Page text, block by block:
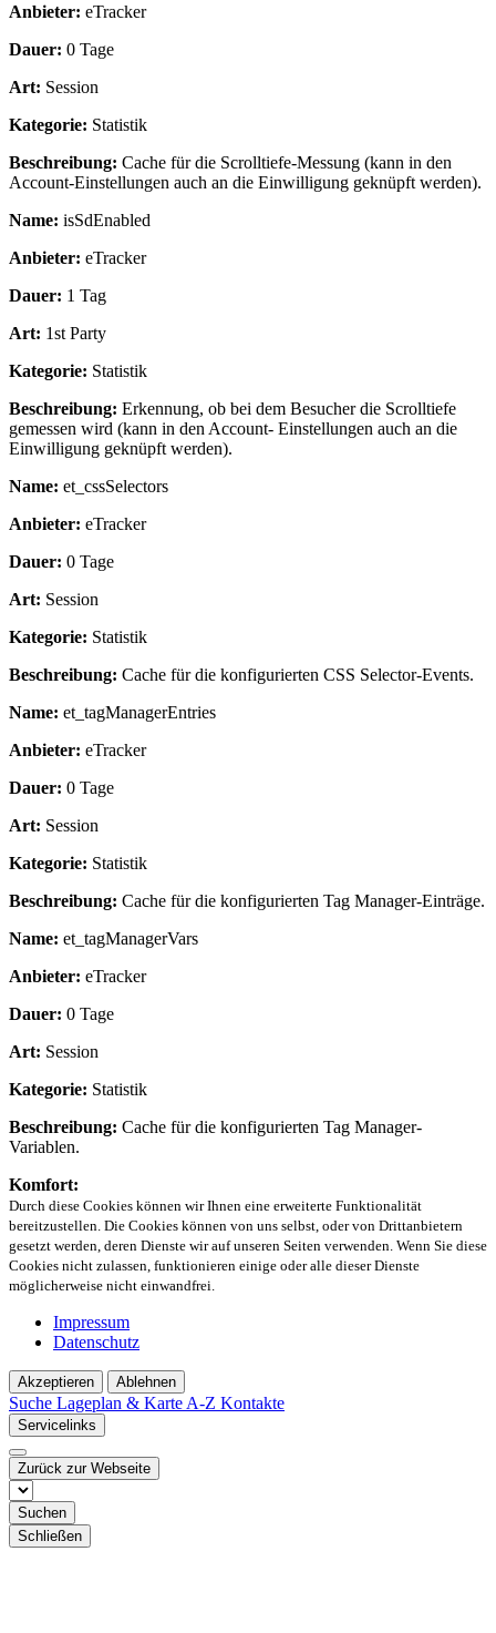
Anbieter: eTracker
Dauer: 0 Tage
Art: Session
Kategorie: Statistik
Beschreibung: Cache für die Scrolltiefe-Messung (kann in den
Account-Einstellungen auch an die Einwilligung geknüpft werden).
Name: isSdEnabled
Anbieter: eTracker
Dauer: 1 Tag
Art: 1st Party
Kategorie: Statistik
Beschreibung: Erkennung, ob bei dem Besucher die Scrolltiefe
gemessen wird (kann in den Account- Einstellungen auch an die
Einwilligung geknüpft werden).
Name: et_cssSelectors
Anbieter: eTracker
Dauer: 0 Tage
Art: Session
Kategorie: Statistik
Beschreibung: Cache für die konfigurierten CSS Selector-Events.
Name: et_tagManagerEntries
Anbieter: eTracker
Dauer: 0 Tage
Art: Session
Kategorie: Statistik
Beschreibung: Cache für die konfigurierten Tag Manager-Einträge.
Name: et_tagManagerVars
Anbieter: eTracker
Dauer: 0 Tage
Art: Session
Kategorie: Statistik
Beschreibung: Cache für die konfigurierten Tag Manager-
Variablen.
Komfort:
Durch diese Cookies können wir Ihnen eine erweiterte Funktionalität
bereitzustellen. Die Cookies können von uns selbst, oder von Drittanbietern
gesetzt werden, deren Dienste wir auf unseren Seiten verwenden. Wenn Sie diese
Cookies nicht zulassen, funktionieren einige oder alle dieser Dienste
möglicherweise nicht einwandfrei.
Impressum
Datenschutz
Akzeptieren Ablehnen
Suche Lageplan & Karte A-Z Kontakte
Servicelinks
Zurück zur Webseite
Suchen
Schließen